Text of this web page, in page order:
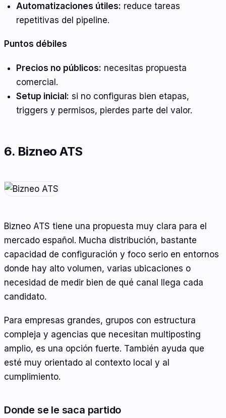
Automatizaciones útiles: reduce tareas
repetitivas del pipeline.
Puntos débiles
Precios no públicos: necesitas propuesta
comercial.
Setup inicial: si no configuras bien etapas,
triggers y permisos, pierdes parte del valor.
6. Bizneo ATS
Bizneo ATS tiene una propuesta muy clara para el
mercado español. Mucha distribución, bastante
capacidad de configuración y foco serio en entornos
donde hay alto volumen, varias ubicaciones o
necesidad de medir bien de qué canal llega cada
candidato.
Para empresas grandes, grupos con estructura
compleja y agencias que necesitan multiposting
amplio, es una opción fuerte. También ayuda que
esté muy orientado al contexto local y al
cumplimiento.
Donde se le saca partido